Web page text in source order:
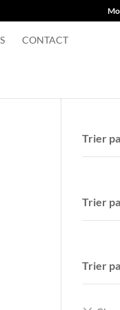
CONTACT
Trier
Trier
Trier